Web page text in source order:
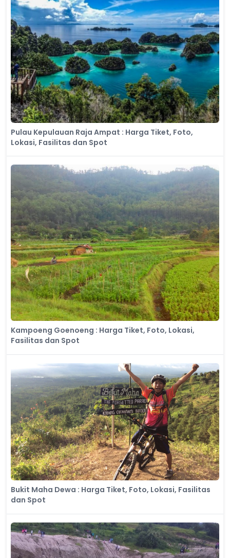
Pulau Kepulauan Raja Ampat : Harga Tiket, Foto,
Lokasi, Fasilitas dan Spot
Kampoeng Goenoeng : Harga Tiket, Foto, Lokasi,
Fasilitas dan Spot
Bukit Maha Dewa : Harga Tiket, Foto, Lokasi, Fasilitas
dan Spot